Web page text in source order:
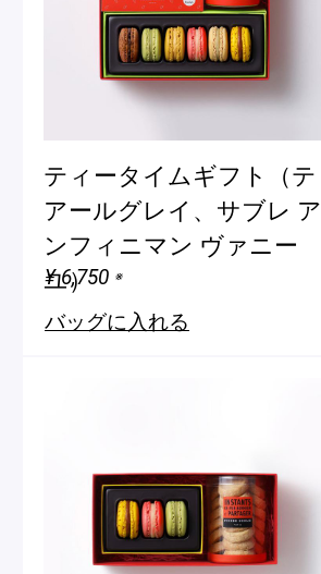
ティータイムギフト（テ
アールグレイ、サブレ ア
ンフィニマン ヴァニー
ユ）
¥ 6,750 ※
バッグに入れる